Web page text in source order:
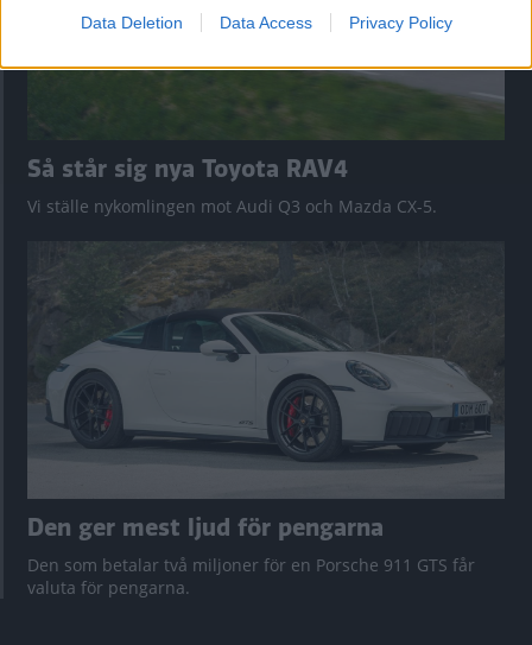
Data Deletion Data Access Privacy Policy
Så står sig nya Toyota RAV4
Vi ställe nykomlingen mot Audi Q3 och Mazda CX-5.
Den ger mest ljud för pengarna
Den som betalar två miljoner för en Porsche 911 GTS får
valuta för pengarna.